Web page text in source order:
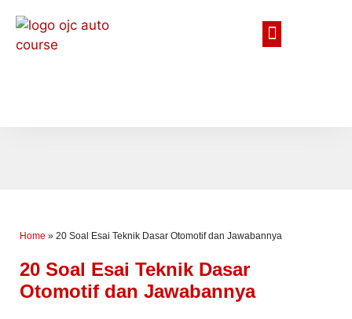
Home » 20 Soal Esai Teknik Dasar Otomotif dan Jawabannya
20 Soal Esai Teknik Dasar
Otomotif dan Jawabannya